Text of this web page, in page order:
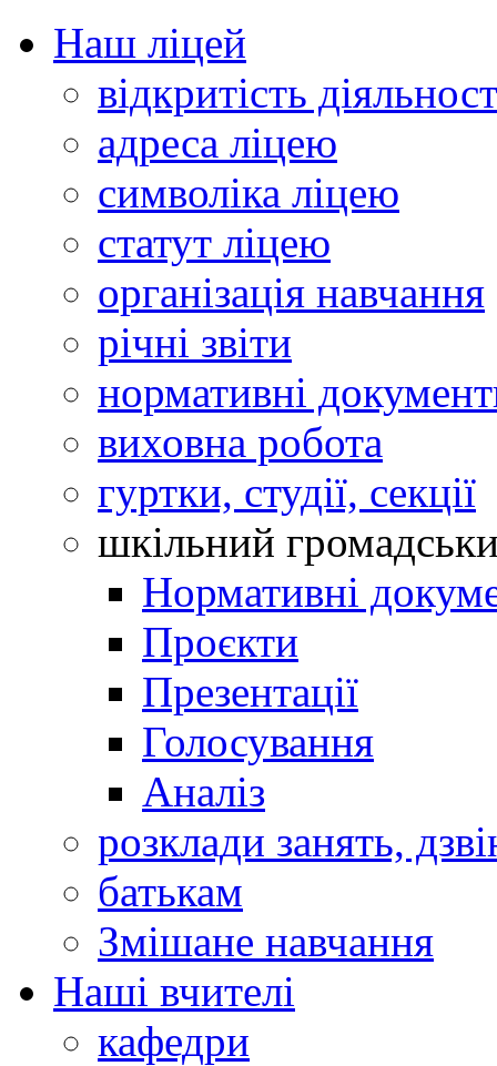
Наш ліцей
відкритість
адреса ліцею
символіка ліцею
статут ліцею
організація навчання
річні звіти
нормативні
виховна робота
гуртки, студії, секції
шкільний
Нормативні
Проєкти
Презентації
Голосування
Аналіз
розклади занять,
батькам
Змішане навчання
Наші вчителі
кафедри